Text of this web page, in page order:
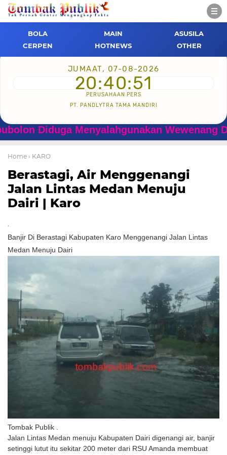
BOLA MAIN
ASUSILA
CERPEN
HOTNEWS OTHER
JUMAAT, 07-08-2026
20:40:52
PERUSAHAAN PERS
PT. PANDLYTRA TAMA MANDIRI
Menyalahgunakan Wewenang Dan
Home › KARO
Berastagi, Air Menggenangi
Jalan Lintas Medan Menuju
Dairi | Karo
Banjir Di Berastagi Kabupaten Karo Menggenangi Jalan Lintas
Medan Menuju Dairi
Tombak Publik .
Jalan Lintas Medan menuju Kabupaten Dairi digenangi air, banjir
setinggi lutut itu sekitar 200 meter dari RSU Amanda membuat